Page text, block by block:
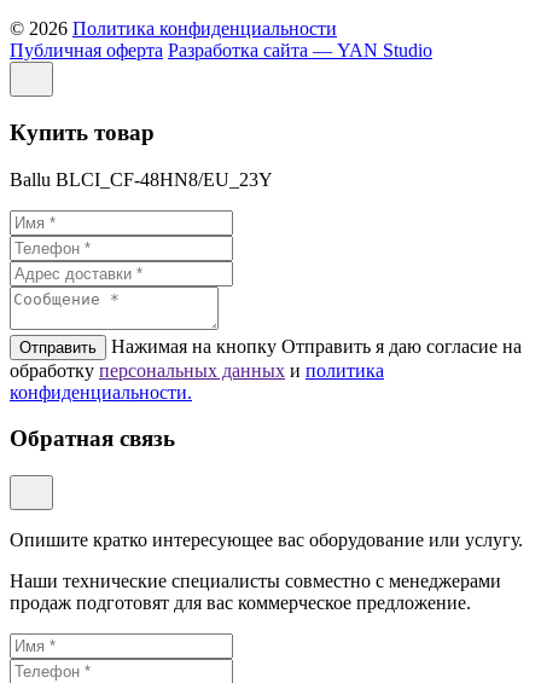
© 2026 Политика конфиденциальности
Публичная оферта Разработка сайта — YAN Studio
Купить товар
Ballu BLCI_CF-48HN8/EU_23Y
Отправить
Нажимая на кнопку Отправить я даю согласие на
обработку персональных данных и политикa
конфиденциальности.
Обратная связь
Опишите кратко интересующее вас оборудование или услугу.
Наши технические специалисты совместно с менеджерами
продаж подготовят для вас коммерческое предложение.